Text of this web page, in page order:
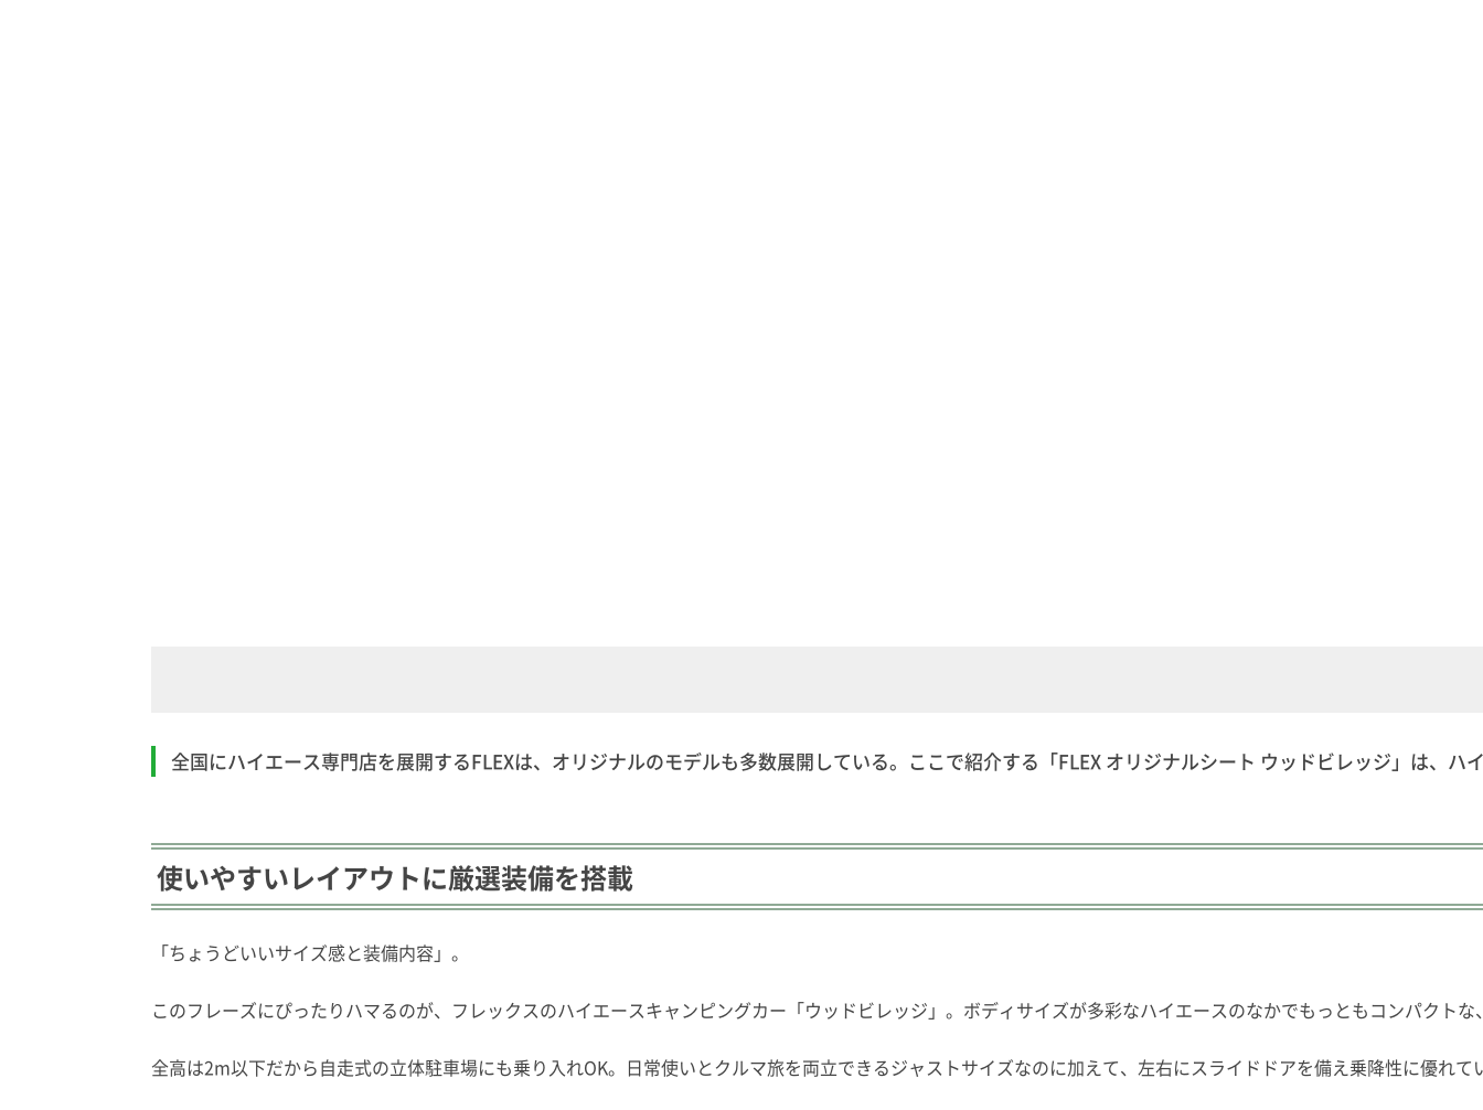
全国にハイエース専門店を展開するFLEXは、オリジナルのモデルも多数展開している。ここで紹介する「FLEX オリジナルシート ウッドビレッジ」は
使いやすいレイアウトに厳選装備を搭載
「ちょうどいいサイズ感と装備内容」。
このフレーズにぴったりハマるのが、フレックスのハイエースキャンピングカー「ウッドビレッジ」。ボディサイズが多彩なハイエースのなかでもっともコンパクト
全高は2m以下だから自走式の立体駐車場にも乗り入れOK。日常使いとクルマ旅を両立できるジャストサイズなのに加えて、左右にスライドドアを備え乗降性に優れ